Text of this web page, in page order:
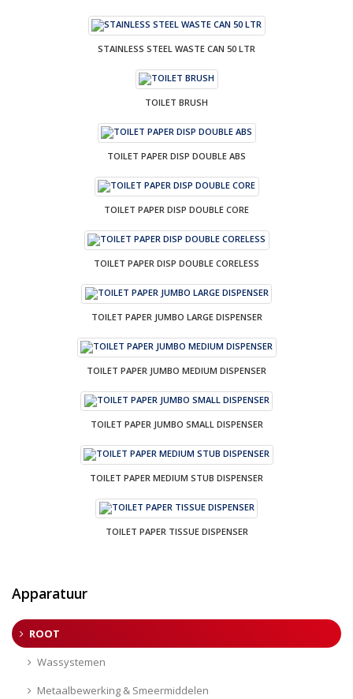
STAINLESS STEEL WASTE CAN 50 LTR
TOILET BRUSH
TOILET PAPER DISP DOUBLE ABS
TOILET PAPER DISP DOUBLE CORE
TOILET PAPER DISP DOUBLE CORELESS
TOILET PAPER JUMBO LARGE DISPENSER
TOILET PAPER JUMBO MEDIUM DISPENSER
TOILET PAPER JUMBO SMALL DISPENSER
TOILET PAPER MEDIUM STUB DISPENSER
TOILET PAPER TISSUE DISPENSER
Apparatuur
ROOT
Wassystemen
Metaalbewerking & Smeermiddelen